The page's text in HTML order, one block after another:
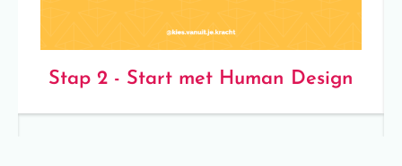
Stap 2 - Start met Human Design